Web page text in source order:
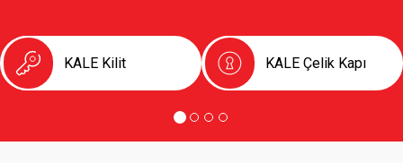
KALE Kilit KALE Çelik Kapı